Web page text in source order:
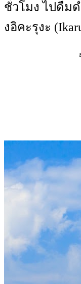
ชั่วโมง ไปดื่ม
งอิคะรุงะ